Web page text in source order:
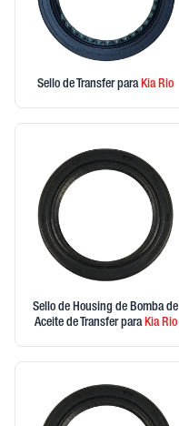
Sello de Transfer paraKiaRio
Sello de Housing de Bomba de
Aceite de Transfer paraKiaRio